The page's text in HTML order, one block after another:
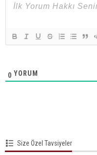
0 YORUM
Size Özel Tavsiyeler